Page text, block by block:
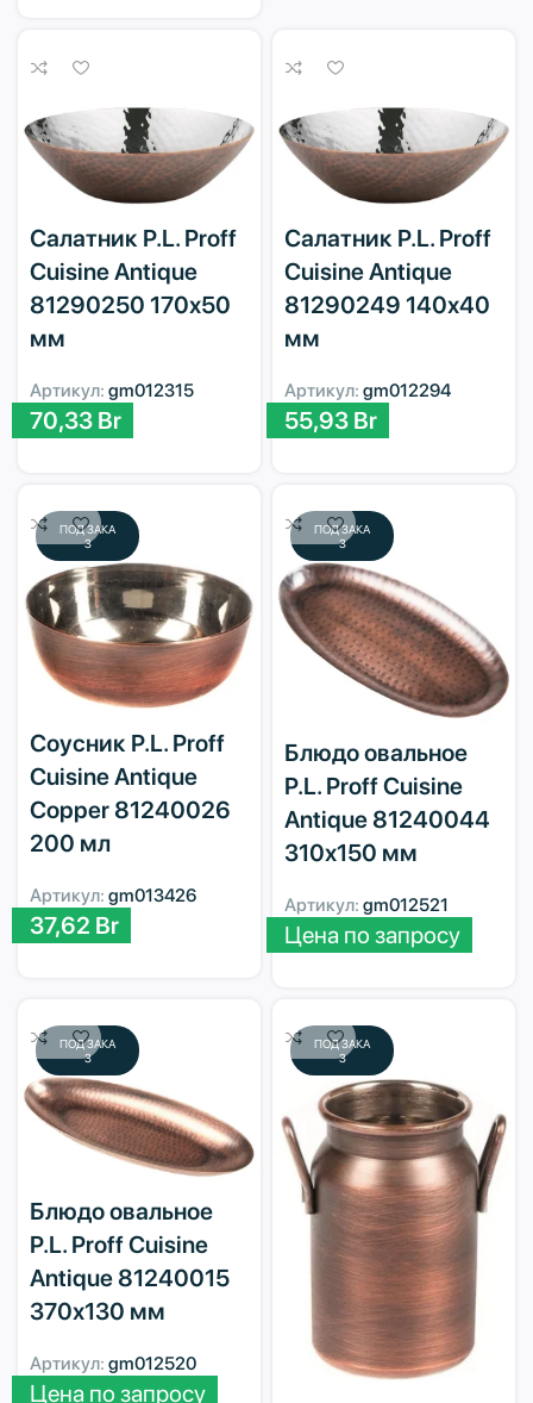
Салатник P.L. Proff
Cuisine Antique
81290250 170х50
мм
Артикул: gm012315
70,33 Br
Салатник P.L. Proff
Cuisine Antique
81290249 140х40
мм
Артикул: gm012294
55,93 Br
ПОД ЗАКА
З
Соусник P.L. Proff
Cuisine Antique
Copper 81240026
200 мл
Артикул: gm013426
37,62 Br
ПОД ЗАКА
З
Блюдо овальное
P.L. Proff Cuisine
Antique 81240044
310х150 мм
Артикул: gm012521
Цена по запросу
ПОД ЗАКА
З
Блюдо овальное
P.L. Proff Cuisine
Antique 81240015
370х130 мм
Артикул: gm012520
Цена по запросу
ПОД ЗАКА
З